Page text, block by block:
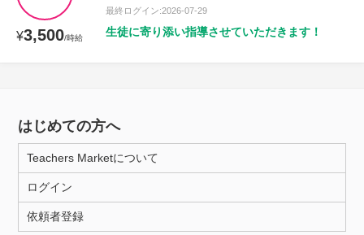
¥3,500/時給
最終ログイン:2026-07-29
生徒に寄り添い指導させていただきます！
はじめての方へ
Teachers Marketについて
ログイン
依頼者登録